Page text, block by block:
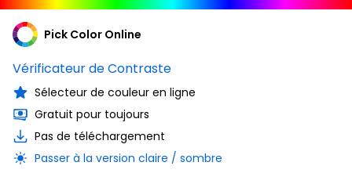
Pick Color Online
Vérificateur de Contraste
Sélecteur de couleur en ligne
Gratuit pour toujours
Pas de téléchargement
Passer à la version claire / sombre